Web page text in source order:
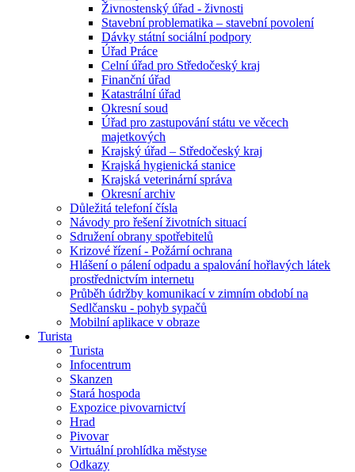
Živnostenský úřad - živnosti
Stavební problematika – stavební povolení
Dávky státní sociální podpory
Úřad Práce
Celní úřad pro Středočeský kraj
Finanční úřad
Katastrální úřad
Okresní soud
Úřad pro zastupování státu ve věcech
majetkových
Krajský úřad – Středočeský kraj
Krajská hygienická stanice
Krajská veterinární správa
Okresní archiv
Důležitá telefoní čísla
Návody pro řešení životních situací
Sdružení obrany spotřebitelů
Krizové řízení - Požární ochrana
Hlášení o pálení odpadu a spalování hořlavých látek
prostřednictvím internetu
Průběh údržby komunikací v zimním období na
Sedlčansku - pohyb sypačů
Mobilní aplikace v obraze
Turista
Turista
Infocentrum
Skanzen
Stará hospoda
Expozice pivovarnictví
Hrad
Pivovar
Virtuální prohlídka městyse
Odkazy